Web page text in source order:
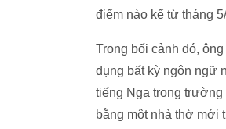
điểm nào kể từ tháng
Trong bối cảnh đó,
dụng bất kỳ ngôn ngữ
tiếng Nga trong
bằng một nhà thờ mới